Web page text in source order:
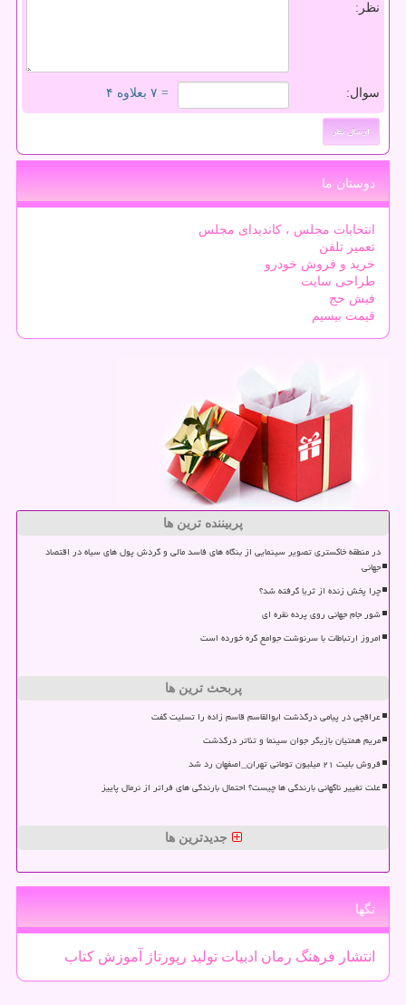
نظر:
سوال: = ۷ بعلاوه ۴
دوستان ما
انتخابات مجلس ، کاندیدای مجلس
تعمیر تلفن
خرید و فروش خودرو
طراحی سایت
فیش حج
قیمت بیسیم
پربیننده ترین ها
در منطقه خاکستری تصویر سینمایی از بنگاه های فاسد مالی و گردش پول های سیاه در اقتصاد
جهانی
چرا پخش زنده از ثریا گرفته شد؟
شور جام جهانی روی پرده نقره ای
امروز ارتباطات با سرنوشت جوامع گره خورده است
پربحث ترین ها
عراقچی در پیامی درگذشت ابوالقاسم قاسم زاده را تسلیت گفت
مریم همتیان بازیگر جوان سینما و تئاتر درگذشت
فروش بلیت ۲۱ میلیون تومانی تهران_اصفهان رد شد
علت تغییر ناگهانی بارندگی ها چیست؟ احتمال بارندگی های فراتر از نرمال پاییز
جدیدترین ها
تگها
انتشار فرهنگ رمان ادبیات تولید رپورتاژ آموزش كتاب